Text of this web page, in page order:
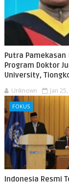
Putra
Program Doktor
University,
Unknown Jan
FOKUS
Indonesia Resmi